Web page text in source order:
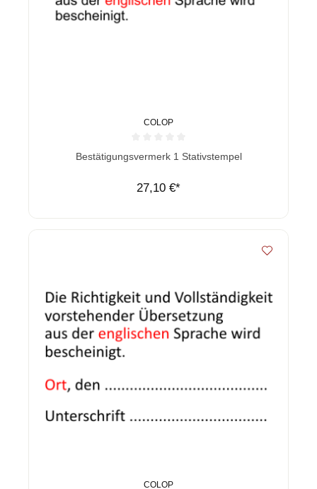
COLOP
Durchschnittliche Bewertung von 0 von 5 Sternen
Bestätigungsvermerk 1 Stativstempel
27,10 €*
COLOP